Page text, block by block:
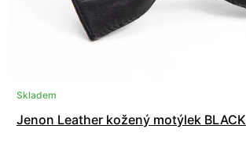
Skladem
Jenon Leather kožený motýlek BLACK